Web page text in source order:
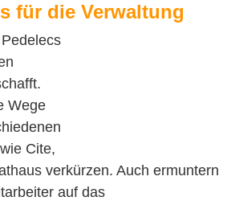
für die Verwaltung
Wege
Cite,
verkürzen. Auch ermuntern
auf das